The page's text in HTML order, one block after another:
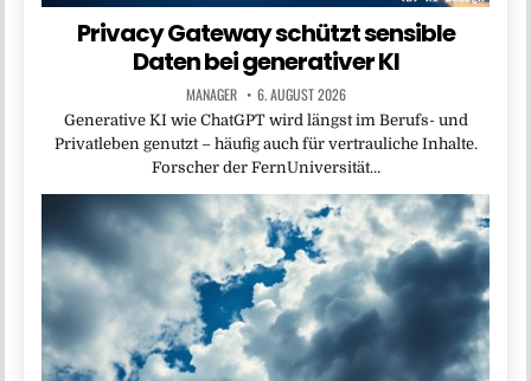
Privacy Gateway schützt sensible
Daten bei generativer KI
MANAGER 6. AUGUST 2026
Generative KI wie ChatGPT wird längst im Berufs- und
Privatleben genutzt – häufig auch für vertrauliche Inhalte.
Forscher der FernUniversität…